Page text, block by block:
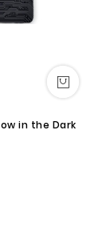
in the Dark